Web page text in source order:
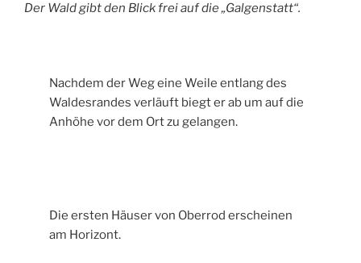
Der Wald gibt den Blick frei auf die „Galgenstatt“.
Nachdem der Weg eine Weile entlang des
Waldesrandes verläuft biegt er ab um auf die
Anhöhe vor dem Ort zu gelangen.
Die ersten Häuser von Oberrod erscheinen
am Horizont.